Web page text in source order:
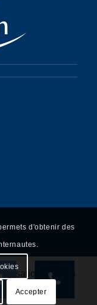
Le Plus
d'obtenir des
Accepter